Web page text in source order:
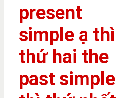
present
simple ạ thì
thứ hai the
past simple